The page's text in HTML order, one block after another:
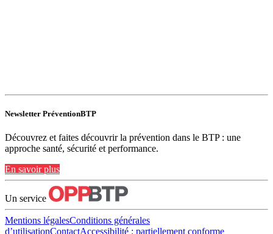
Newsletter PréventionBTP
Découvrez et faites découvrir la prévention dans le BTP : une
approche santé, sécurité et performance.
En savoir plus
Un service
Mentions légalesConditions générales
d’utilisationContactAccessibilité : partiellement conforme